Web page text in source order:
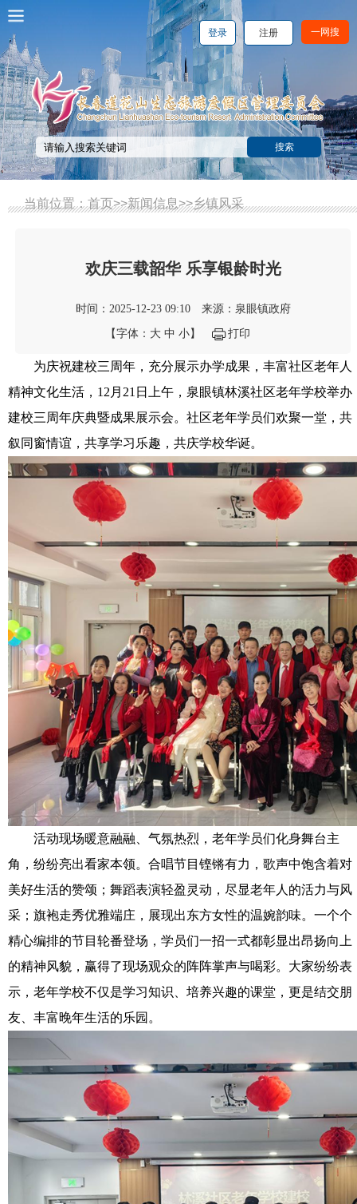
一网搜
注册
登录
当前位置：首页>>新闻信息>>乡镇风采
欢庆三载韶华 乐享银龄时光
时间：2025-12-23 09:10 来源：泉眼镇政府
【字体： 大 中 小】 打印
为庆祝建校三周年，充分展示办学成果，丰富社区老年人
精神文化生活，12月21日上午，泉眼镇林溪社区老年学校举办
建校三周年庆典暨成果展示会。社区老年学员们欢聚一堂，共
叙同窗情谊，共享学习乐趣，共庆学校华诞。
活动现场暖意融融、气氛热烈，老年学员们化身舞台主
角，纷纷亮出看家本领。合唱节目铿锵有力，歌声中饱含着对
美好生活的赞颂；舞蹈表演轻盈灵动，尽显老年人的活力与风
采；旗袍走秀优雅端庄，展现出东方女性的温婉韵味。一个个
精心编排的节目轮番登场，学员们一招一式都彰显出昂扬向上
的精神风貌，赢得了现场观众的阵阵掌声与喝彩。大家纷纷表
示，老年学校不仅是学习知识、培养兴趣的课堂，更是结交朋
友、丰富晚年生活的乐园。